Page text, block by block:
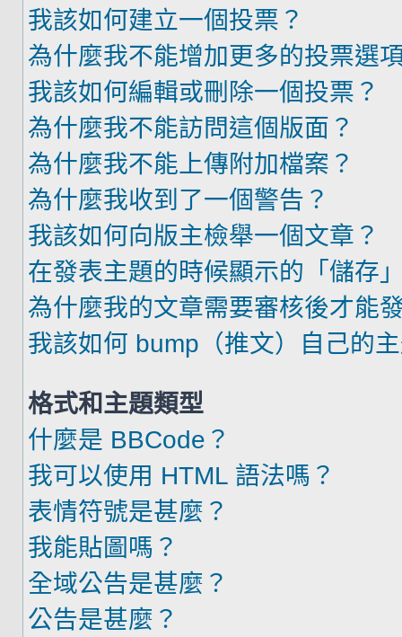
我該如何建立一個投票？
為什麼我不能增加更多的投票選
我該如何編輯或刪除一個投票？
為什麼我不能訪問這個版面？
為什麼我不能上傳附加檔案？
為什麼我收到了一個警告？
我該如何向版主檢舉一個文章？
在發表主題的時候顯示的「儲存
為什麼我的文章需要審核後才能
我該如何 bump（推文）自己的
格式和主題類型
什麼是 BBCode？
我可以使用 HTML 語法嗎？
表情符號是甚麼？
我能貼圖嗎？
全域公告是甚麼？
公告是甚麼？